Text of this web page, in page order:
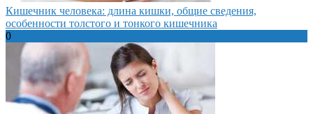
Кишечник человека: длина кишки, общие сведения,
особенности толстого и тонкого кишечника
0